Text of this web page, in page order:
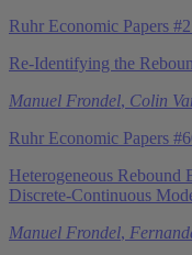
Ruhr Economic Papers
Re-Identifying the
Manuel Frondel, Colin
Ruhr Economic Papers
Heterogeneous Rebound
Discrete-Continuous
Manuel Frondel,